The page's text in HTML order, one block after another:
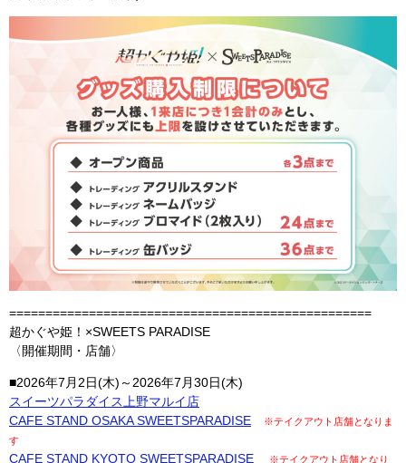
==================================================
超かぐや姫！×SWEETS PARADISE
〈開催期間・店舗〉
■2026年7月2日(木)～2026年7月30日(木)
スイーツパラダイス上野マルイ店
CAFE STAND OSAKA SWEETSPARADISE
※テイクアウト店舗となりま
す
CAFE STAND KYOTO SWEETSPARADISE ※テイクアウト店舗となり